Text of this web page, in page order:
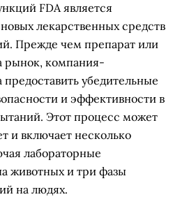
FDA является
лекарственных средств
Прежде чем препарат или
рынок, компания-
убедительные
и эффективности в
Этот процесс может
и включает несколько
лабораторные
животных и три фазы
на людях.